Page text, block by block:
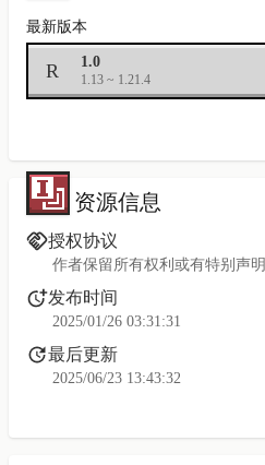
最新版本
R 1.0
1.13 ~ 1.21.4
资源信息
授权协议
作者保留所有权利或有特别声明
发布时间
2025/01/26 03:31:31
最后更新
2025/06/23 13:43:32